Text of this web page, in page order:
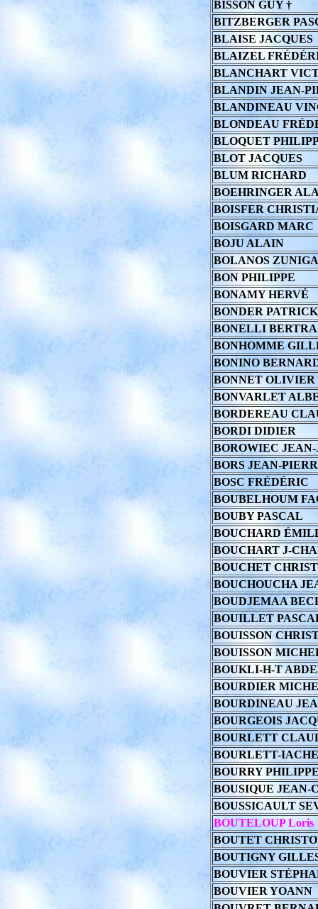
BISSON GUY †
BITZBERGER
BLAISE JACQUES
BLAIZEL
BLANCHART
BLANDIN JEAN-
BLANDINEAU
BLONDEAU
BLOQUET
BLOT JACQUES
BLUM RICHARD
BOEHRINGER
BOISFER
BOISGARD MARC
BOJU ALAIN
BOLANOS
BON PHILIPPE
BONAMY HERVÉ
BONDER PATRICK
BONELLI
BONHOMME
BONINO
BONNET OLIVIER
BONVARLET
BORDEREAU
BORDI DIDIER
BOROWIEC
BORS JEAN-
BOSC FRÉDÉRIC
BOUBELHOUM
BOUBY PASCAL
BOUCHARD
BOUCHART J-
BOUCHET
BOUCHOUCHA
BOUDJEMAA
BOUILLET
BOUISSON
BOUISSON
BOUKLI-H-T
BOURDIER
BOURDINEAU
BOURGEOIS
BOURLETT
BOURLETT-
BOURRY
BOUSIQUE JEAN-
BOUSSICAULT
BOUTELOUP Loris
BOUTET
BOUTIGNY
BOUVIER
BOUVIER YOANN